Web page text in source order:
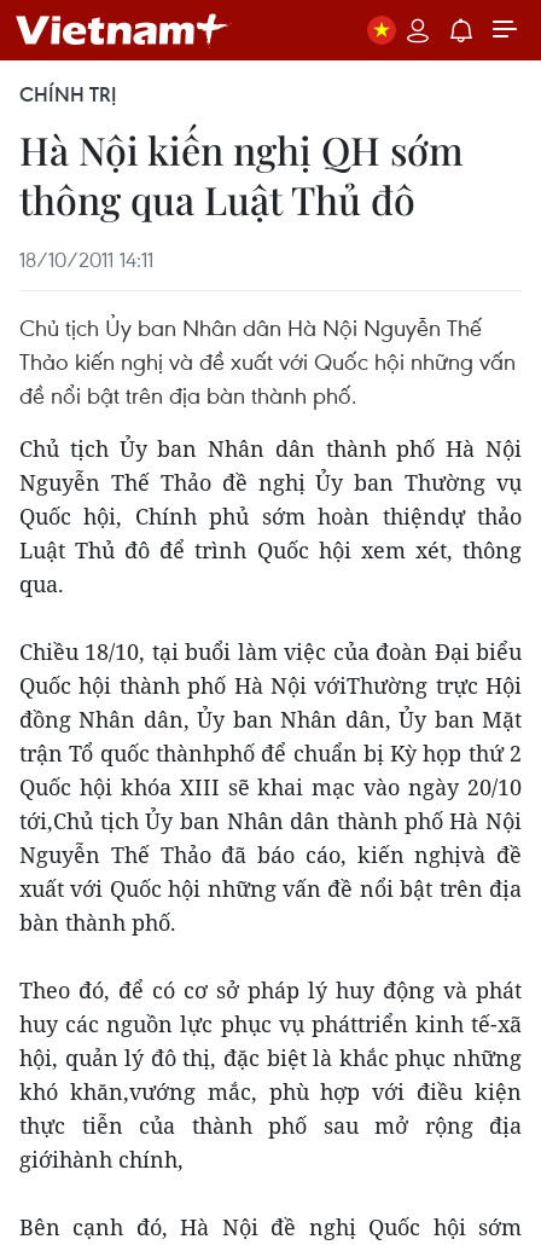
CHÍNH TRỊ
Hà Nội kiến nghị QH sớm
thông qua Luật Thủ đô
18/10/2011 14:11
Chủ tịch Ủy ban Nhân dân Hà Nội Nguyễn Thế
Thảo kiến nghị và đề xuất với Quốc hội những vấn
đề nổi bật trên địa bàn thành phố.
Chủ tịch Ủy ban Nhân dân thành phố Hà Nội
Nguyễn Thế Thảo đề nghị Ủy ban Thường vụ
Quốc hội, Chính phủ sớm hoàn thiệndự thảo
Luật Thủ đô để trình Quốc hội xem xét, thông
qua.
Chiều 18/10, tại buổi làm việc của đoàn Đại biểu
Quốc hội thành phố Hà Nội vớiThường trực Hội
đồng Nhân dân, Ủy ban Nhân dân, Ủy ban Mặt
trận Tổ quốc thànhphố để chuẩn bị Kỳ họp thứ 2
Quốc hội khóa XIII sẽ khai mạc vào ngày 20/10
tới,Chủ tịch Ủy ban Nhân dân thành phố Hà Nội
Nguyễn Thế Thảo đã báo cáo, kiến nghịvà đề
xuất với Quốc hội những vấn đề nổi bật trên địa
bàn thành phố.
Theo đó, để có cơ sở pháp lý huy động và phát
huy các nguồn lực phục vụ pháttriển kinh tế-xã
hội, quản lý đô thị, đặc biệt là khắc phục những
khó khăn,vướng mắc, phù hợp với điều kiện
thực tiễn của thành phố sau mở rộng địa
giớihành chính,
Bên cạnh đó, Hà Nội đề nghị Quốc hội sớm